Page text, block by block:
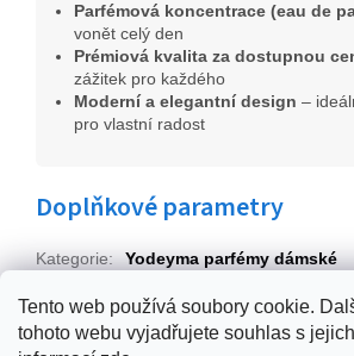
Tento web používá soubory cookie.
tohoto webu vyjadřujete souhlas s
Parfémová koncentrace (eau de
vonět celý den
Prémiová kvalita za dostupnou
zážitek pro každého
Moderní a elegantní design –
pro vlastní radost
Doplňkové parametry
Kategorie:
Yodeyma parfémy dámské